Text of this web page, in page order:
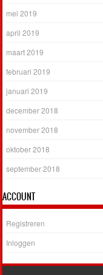
mei 2019
april 2019
maart 2019
februari 2019
januari 2019
december 2018
november 2018
oktober 2018
september 2018
ACCOUNT
Registreren
Inloggen